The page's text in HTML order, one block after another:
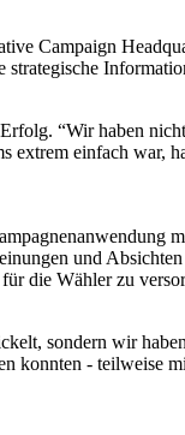
Campaign
“Wir haben
einfach war,
und
die Wähler zu
sondern wir
konnten - teilweise